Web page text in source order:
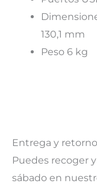
130,1 mm
Peso 6 kg
Entrega y retorno
Puedes recoger
sábado en